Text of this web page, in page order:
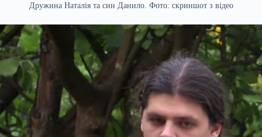
Дружина Наталія та син Данило. Фото: скриншот з відео